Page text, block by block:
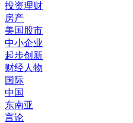
投资理财
房产
美国股市
中小企业
起步创新
财经人物
国际
中国
东南亚
言论